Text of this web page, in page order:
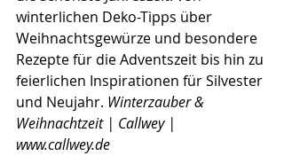
winterlichen Deko-Tipps über
Weihnachtsgewürze und besondere
Rezepte für die Adventszeit bis hin zu
feierlichen Inspirationen für Silvester
und Neujahr. Winterzauber &
Weihnachtzeit | Callwey |
www.callwey.de